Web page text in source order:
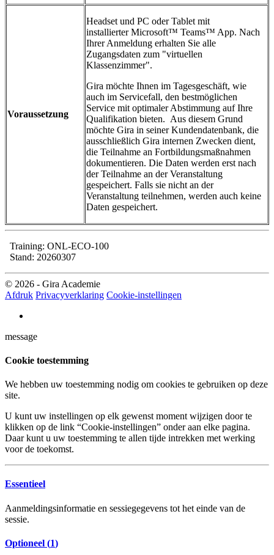
Voraussetzung
Headset und PC oder Tablet mit
installierter Microsoft™ Teams™ App. Nach
Ihrer Anmeldung erhalten Sie alle
Zugangsdaten zum "virtuellen
Klassenzimmer".
Gira möchte Ihnen im Tagesgeschäft, wie
auch im Servicefall, den bestmöglichen
Service mit optimaler Abstimmung auf Ihre
Qualifikation bieten. Aus diesem Grund
möchte Gira in seiner Kundendatenbank, die
ausschließlich Gira internen Zwecken dient,
die Teilnahme an Fortbildungsmaßnahmen
dokumentieren. Die Daten werden erst nach
der Teilnahme an der Veranstaltung
gespeichert. Falls sie nicht an der
Veranstaltung teilnehmen, werden auch keine
Daten gespeichert.
Training: ONL-ECO-100
Stand: 20260307
© 2026 - Gira Academie
Afdruk Privacyverklaring Cookie-instellingen
message
Cookie toestemming
We hebben uw toestemming nodig om cookies te gebruiken op deze
site.
U kunt uw instellingen op elk gewenst moment wijzigen door te
klikken op de link “Cookie-instellingen” onder aan elke pagina.
Daar kunt u uw toestemming te allen tijde intrekken met werking
voor de toekomst.
Essentieel
Aanmeldingsinformatie en sessiegegevens tot het einde van de
sessie.
Optioneel (1)